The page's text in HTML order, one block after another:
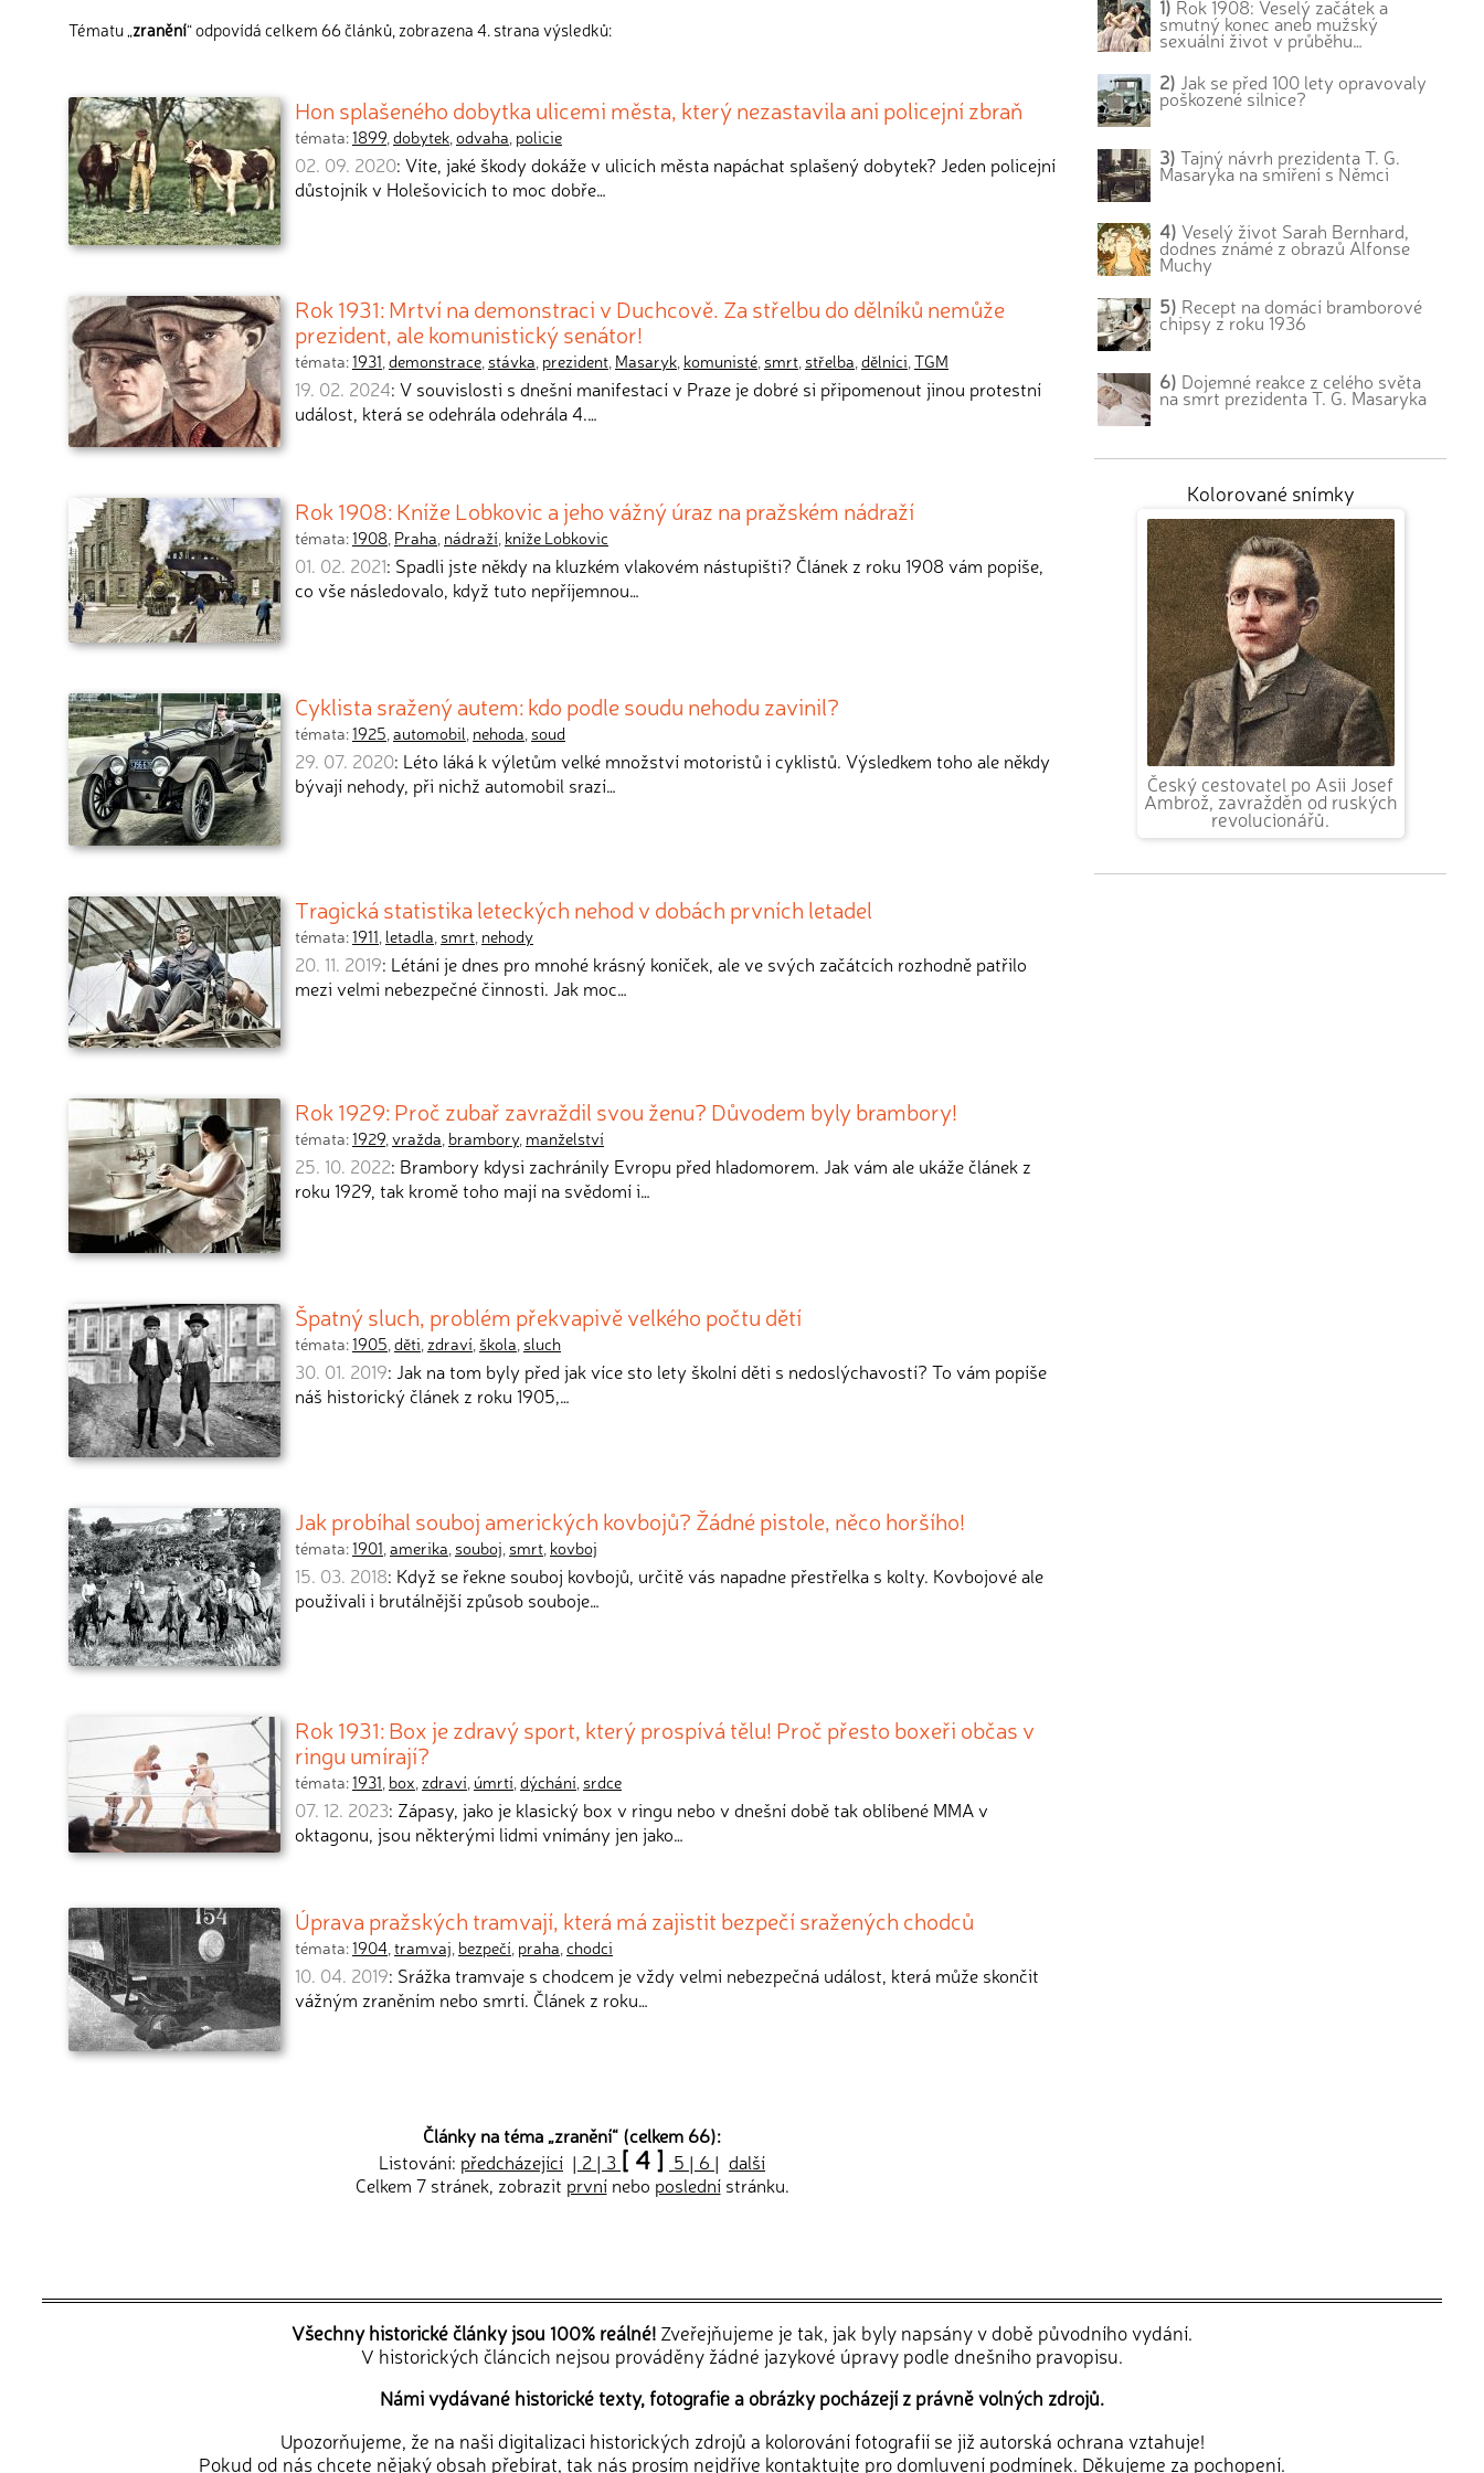
Tématu „zranění“ odpovídá celkem 66 článků, zobrazena 4. strana výsledků:
Hon splašeného dobytka ulicemi města, který nezastavila ani policejní zbraň
témata:1899,dobytek,odvaha, policie
02. 09. 2020: Víte, jaké škody dokáže v ulicích města napáchat splašený dobytek? Jeden policejní
důstojník v Holešovicích to moc dobře…
Rok 1931: Mrtví na demonstraci v Duchcově. Za střelbu do dělníků nemůže
prezident, ale komunistický senátor!
témata:1931,demonstrace, stávka, prezident, Masaryk, komunisté, smrt, střelba,dělníci,TGM
19. 02. 2024: V souvislosti s dnešní manifestací v Praze je dobré si připomenout jinou protestní
událost, která se odehrála odehrála 4.…
Rok 1908: Kníže Lobkovic a jeho vážný úraz na pražském nádraží
témata:1908, Praha, nádraží, kníže Lobkovic
01. 02. 2021: Spadli jste někdy na kluzkém vlakovém nástupišti? Článek z roku 1908 vám popíše,
co vše následovalo, když tuto nepříjemnou…
Cyklista sražený autem: kdo podle soudu nehodu zavinil?
témata:1925,automobil, nehoda, soud
29. 07. 2020: Léto láká k výletům velké množství motoristů i cyklistů. Výsledkem toho ale někdy
bývají nehody, při nichž automobil srazí…
Tragická statistika leteckých nehod v dobách prvních letadel
témata:1911, letadla, smrt, nehody
20. 11. 2019: Létání je dnes pro mnohé krásný koníček, ale ve svých začátcích rozhodně patřilo
mezi velmi nebezpečné činnosti. Jak moc…
Rok 1929: Proč zubař zavraždil svou ženu? Důvodem byly brambory!
témata:1929,vražda, brambory, manželství
25. 10. 2022: Brambory kdysi zachránily Evropu před hladomorem. Jak vám ale ukáže článek z
roku 1929, tak kromě toho mají na svědomí i…
Špatný sluch, problém překvapivě velkého počtu dětí
témata:1905,děti, zdraví, škola, sluch
30. 01. 2019: Jak na tom byly před jak více sto lety školní děti s nedoslýchavostí? To vám popíše
náš historický článek z roku 1905,…
Jak probíhal souboj amerických kovbojů? Žádné pistole, něco horšího!
témata:1901,amerika, souboj, smrt, kovboj
15. 03. 2018: Když se řekne souboj kovbojů, určitě vás napadne přestřelka s kolty. Kovbojové ale
používali i brutálnější způsob souboje…
Rok 1931: Box je zdravý sport, který prospívá tělu! Proč přesto boxeři občas v
ringu umírají?
témata:1931, box, zdraví, úmrtí,dýchání, srdce
07. 12. 2023: Zápasy, jako je klasický box v ringu nebo v dnešní době tak oblíbené MMA v
oktagonu, jsou některými lidmi vnímány jen jako…
Úprava pražských tramvají, která má zajistit bezpečí sražených chodců
témata:1904,tramvaj, bezpečí, praha,chodci
10. 04. 2019: Srážka tramvaje s chodcem je vždy velmi nebezpečná událost, která může skončit
vážným zraněním nebo smrtí. Článek z roku…
Články na téma „zranění“ (celkem 66):
Listování: předcházející | 2 | 3 [ 4 ] 5 | 6 | další
Celkem 7 stránek, zobrazit prvnínebo poslednístránku.
1) Rok 1908: Veselý začátek a
smutný konec aneb mužský
sexuální život v průběhu…
2) Jak se před 100 lety opravovaly
poškozené silnice?
3) Tajný návrh prezidenta T. G.
Masaryka na smíření s Němci
4) Veselý život Sarah Bernhard,
dodnes známé z obrazů Alfonse
Muchy
5) Recept na domácí bramborové
chipsy z roku 1936
6) Dojemné reakce z celého světa
na smrt prezidenta T. G. Masaryka
Kolorované snímky
Český cestovatel po Asii Josef
Ambrož, zavražděn od ruských
revolucionářů.
Všechny historické články jsou 100% reálné! Zveřejňujeme je tak, jak byly napsány v době původního vydání.
V historických článcích nejsou prováděny žádné jazykové úpravy podle dnešního pravopisu.
Námi vydávané historické texty, fotografie a obrázky pocházejí z právně volných zdrojů.
Upozorňujeme, že na naši digitalizaci historických zdrojů a kolorování fotografií se již autorská ochrana vztahuje!
Pokud od nás chcete nějaký obsah přebírat, tak nás prosím nejdříve kontaktujte pro domluvení podmínek. Děkujeme za pochopení.